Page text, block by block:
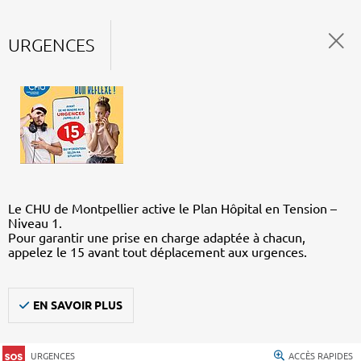
URGENCES
Le CHU de Montpellier active le Plan Hôpital en Tension –
Niveau 1.
Pour garantir une prise en charge adaptée à chacun,
appelez le 15 avant tout déplacement aux urgences.
EN SAVOIR PLUS
URGENCES ACCÈS RAPIDES